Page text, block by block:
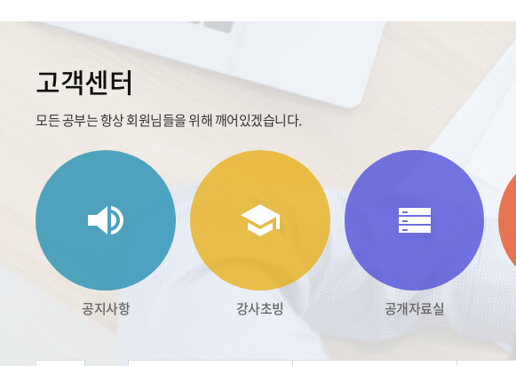
고객센터
모든 공부는 항상 회원님들을 위해 깨어있겠습니다.
공지사항 강사초빙 공개자료실